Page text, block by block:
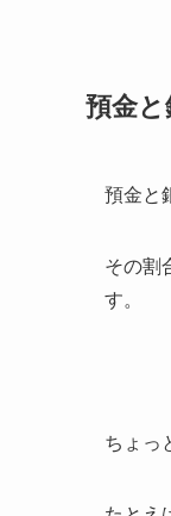
預金
預金と
その割
す。
ちょっ